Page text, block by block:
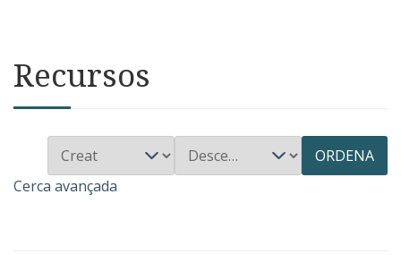
Recursos
ORDENA
Cerca avançada